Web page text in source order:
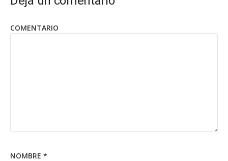
COMENTARIO
NOMBRE *